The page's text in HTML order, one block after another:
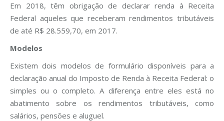
Em 2018, têm obrigação de declarar renda à Receita
Federal aqueles que receberam rendimentos tributáveis
de até R$ 28.559,70, em 2017.
Modelos
Existem dois modelos de formulário disponíveis para a
declaração anual do Imposto de Renda à Receita Federal: o
simples ou o completo. A diferença entre eles está no
abatimento sobre os rendimentos tributáveis, como
salários, pensões e aluguel.